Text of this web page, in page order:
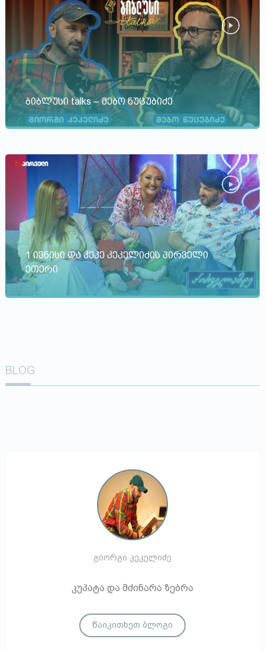
ბიბლუსი talks – მებო ნუცუბიძე
1 ივნისი და კეკე კეკელიძის პირველი
ეთერი
BLOG
გიორგი კეკელიძე
კუპატა და მძინარა ზებრა
წაიკითხეთ ბლოგი